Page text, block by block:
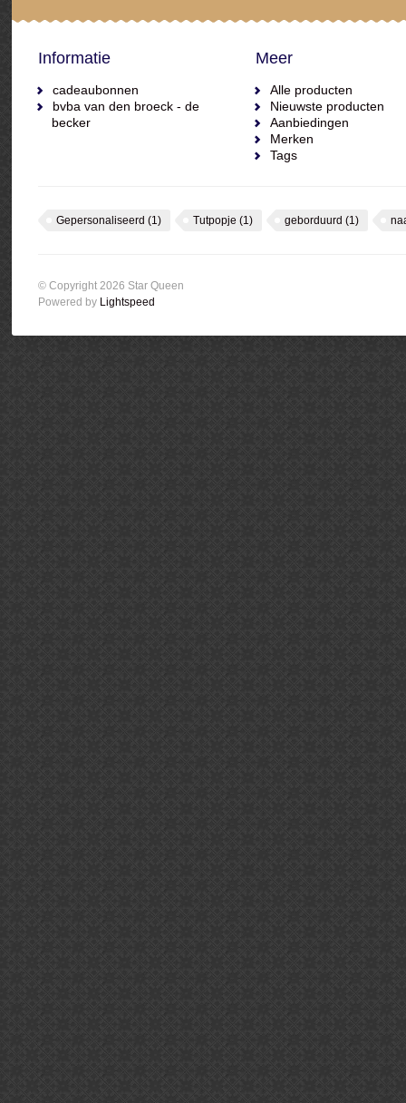
Informatie
cadeaubonnen
bvba van den broeck - de
becker
Meer
Alle producten
Nieuwste producten
Aanbiedingen
Merken
Tags
Gepersonaliseerd (1) Tutpopje (1) geborduurd (1)
© Copyright 2026 Star Queen
Powered by Lightspeed